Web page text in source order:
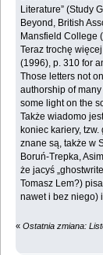
Literature” (Study
Beyond, ‎British
Mansfield College
Teraz trochę
(1996), p. 310 for
Those letters not
authorship of
some light on the
Także wiadomo
koniec kariery,
znane są, także w
Boruń-Trepka,
że jacyś
Tomasz Lem?)
nawet i bez niego)
« Ostatnia zmiana: